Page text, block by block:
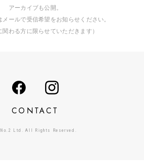
アーカイブも公開。
メールで受信希望をお知らせください。
関わる方に限らせていただきます）
CONTACT
Ltd. All Rights Reserved.